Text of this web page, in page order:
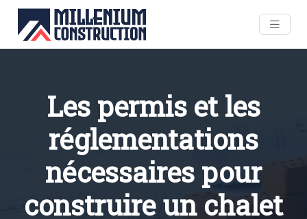
Les permis et les
réglementations
nécessaires pour
construire un chalet